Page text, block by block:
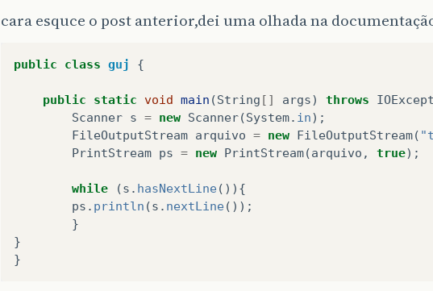
cara esquce o post anterior,dei uma olhada na
public class guj {
public static void main (String [] args) throws
Scanner s = new Scanner(System. in);
FileOutputStream arquivo = new FileOutputStream(
PrintStream ps = new PrintStream(arquivo , true);
while (s . hasNextLine()){
ps . println (s . nextLine());
}
}
}